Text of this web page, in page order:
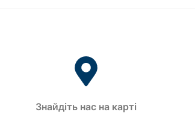
Знайдіть нас на карті